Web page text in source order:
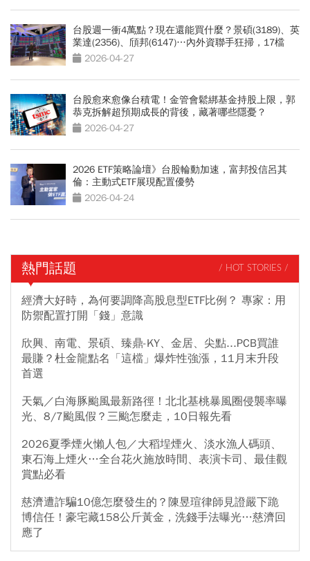
台股週一衝4萬點？現在還能買什麼？景碩(3189)、英
業達(2356)、頎邦(6147)…內外資聯手狂掃，17檔
「強中強」飆股出列
2026-04-27
台股愈來愈像台積電！金管會鬆綁基金持股上限，郭
恭克拆解超預期成長的背後，藏著哪些隱憂？
2026-04-27
2026 ETF策略論壇》台股輪動加速，富邦投信呂其
倫：主動式ETF展現配置優勢
2026-04-24
熱門話題 / HOT STORIES /
經濟大好時，為何要調降高股息型ETF比例？ 專家：用
防禦配置打開「錢」意識
欣興、南電、景碩、臻鼎-KY、金居、尖點...PCB買誰
最賺？杜金龍點名「這檔」爆炸性強漲，11月末升段
首選
天氣／白海豚颱風最新路徑！北北基桃暴風圈侵襲率曝
光、8/7颱風假？三颱怎麼走，10日報先看
2026夏季煙火懶人包／大稻埕煙火、淡水漁人碼頭、
東石海上煙火…全台花火施放時間、表演卡司、最佳觀
賞點必看
慈濟遭詐騙10億怎麼發生的？陳昱瑄律師見證嚴下跪
博信任！豪宅藏158公斤黃金，洗錢手法曝光…慈濟回
應了